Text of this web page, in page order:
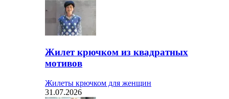
Жилет крючком из квадратных
мотивов
Жилеты крючком для женщин
31.07.2026